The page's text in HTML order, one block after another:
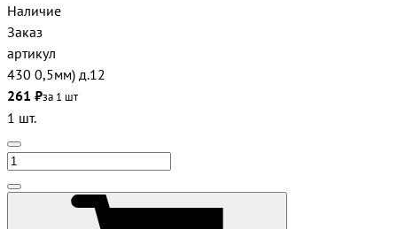
Наличие
Заказ
артикул
430 0,5мм) д.12
261 ₽за 1 шт
1 шт.